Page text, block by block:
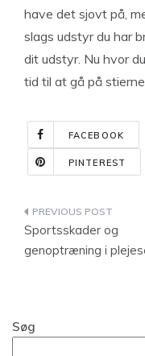
have det sjovt på,
slags udstyr du har
dit udstyr. Nu hvor
tid til at gå på
FACEBOOK
PINTEREST
Sportsskader og
genoptræning i
Søg